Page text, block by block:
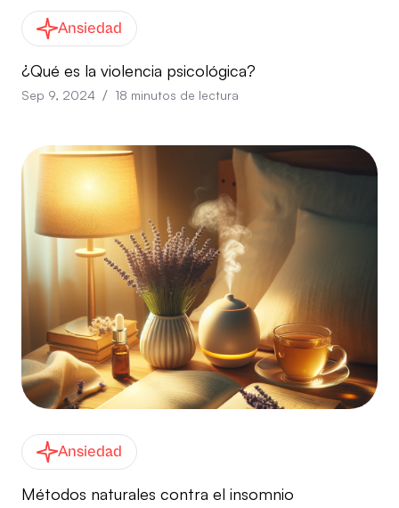
Ansiedad
¿Qué es la violencia psicológica?
Sep 9, 2024 / 18 minutos de lectura
Ansiedad
Métodos naturales contra el insomnio